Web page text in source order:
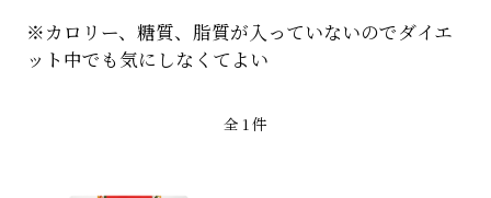
※カロリー、糖質、脂質が入っていないのでダイエ
ット中でも気にしなくてよい
全 1 件